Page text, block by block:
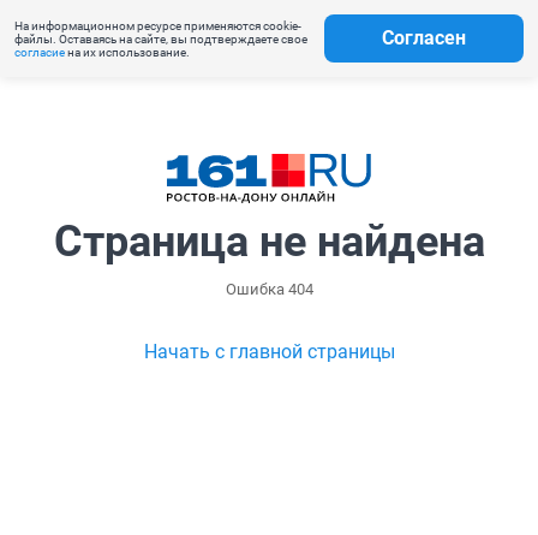
На информационном ресурсе применяются cookie-
файлы. Оставаясь на сайте, вы подтверждаете свое
согласиена их использование.
Согласен
Страница не найдена
Ошибка 404
Начать с главной страницы